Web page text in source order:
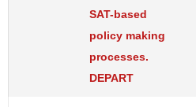
SAT-based
policy making
processes.
DEPART